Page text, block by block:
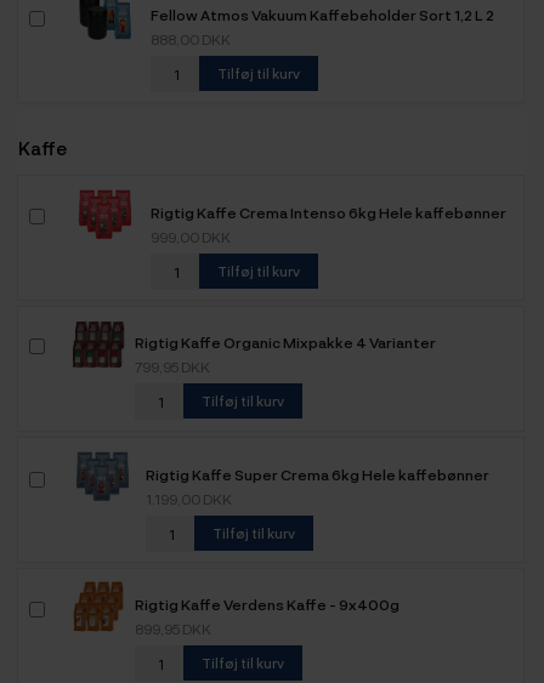
Fellow Atmos Vakuum Kaffebeholder Sort 1,2 L 2
stk Inkl. 2x500g Rigtig Kaffe Espresso & Espresso
888,00 DKK
Tilføj til kurv
Kaffe
Rigtig Kaffe Crema Intenso 6kg Hele kaffebønner
999,00 DKK
Tilføj til kurv
Rigtig Kaffe Organic Mixpakke 4 Varianter
799,95 DKK
Tilføj til kurv
Rigtig Kaffe Super Crema 6kg Hele kaffebønner
1.199,00 DKK
Tilføj til kurv
Rigtig Kaffe Verdens Kaffe - 9x400g
899,95 DKK
Tilføj til kurv